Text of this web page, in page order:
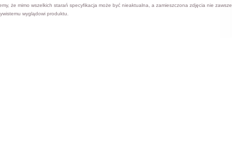
że mimo wszelkich starań specyfikacja może być nieaktualna, a zamieszczona zdjęcia nie zawsze
wyglądowi produktu.